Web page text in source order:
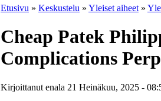
Etusivu » Keskustelu » Yleiset aiheet »
Cheap Patek
Complications
Kirjoittanut enala 21 Heinäkuu, 2025 -